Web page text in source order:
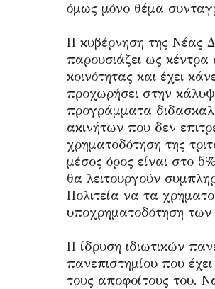
όμως μόνο θέμα
Η κυβέρνηση της Νέας
παρουσιάζει ως κέντρα
κοινότητας και έχει
προχωρήσει στην
προγράμματα
ακινήτων που δεν
χρηματοδότηση της
μέσος όρος είναι στο
θα λειτουργούν
Πολιτεία να τα
υποχρηματοδότηση των
Η ίδρυση ιδιωτικών
πανεπιστημίου που
τους αποφοίτους του.